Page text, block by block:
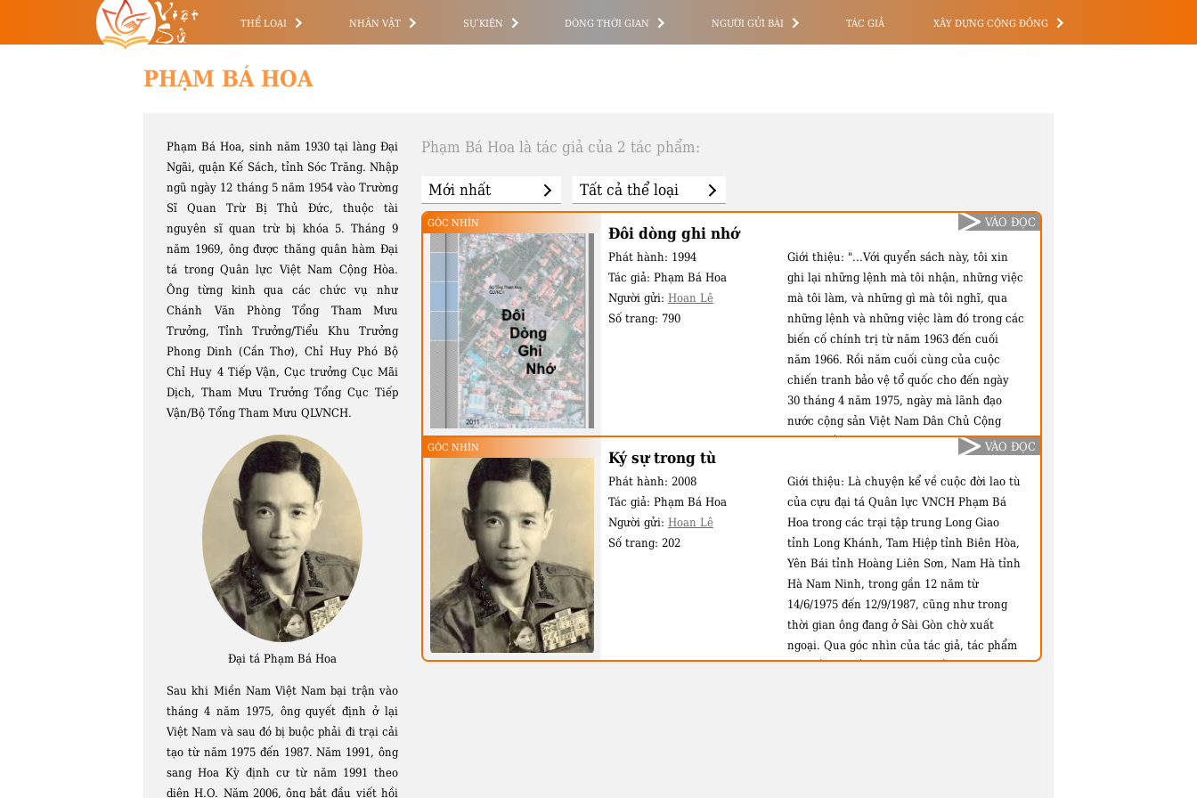
Việt
Sử THỂ LOẠI NHÂN VẬT SỰ KIỆN DÒNG THỜI GIAN NGƯỜI GỬI BÀI TÁC GIẢ XÂY DỰNG CỘNG ĐỒNG
PHẠM BÁ HOA
Phạm Bá Hoa, sinh năm 1930 tại làng Đại
Ngãi, quận Kế Sách, tỉnh Sóc Trăng. Nhập
ngũ ngày 12 tháng 5 năm 1954 vào Trường
Sĩ Quan Trừ Bị Thủ Đức, thuộc tài
nguyên sĩ quan trừ bị khóa 5. Tháng 9
năm 1969, ông được thăng quân hàm Đại
tá trong Quân lực Việt Nam Cộng Hòa.
Ông từng kinh qua các chức vụ như
Chánh Văn Phòng Tổng Tham Mưu
Trưởng, Tỉnh Trưởng/Tiểu Khu Trưởng
Phong Dinh (Cần Thơ), Chỉ Huy Phó Bộ
Chỉ Huy 4 Tiếp Vận, Cục trưởng Cục Mãi
Dịch, Tham Mưu Trưởng Tổng Cục Tiếp
Vận/Bộ Tổng Tham Mưu QLVNCH.
Đại tá Phạm Bá Hoa
Sau khi Miền Nam Việt Nam bại trận vào
tháng 4 năm 1975, ông quyết định ở lại
Việt Nam và sau đó bị buộc phải đi trại cải
tạo từ năm 1975 đến 1987. Năm 1991, ông
sang Hoa Kỳ định cư từ năm 1991 theo
diện H.O. Năm 2006, ông bắt đầu viết hồi
Phạm Bá Hoa là tác giả của 2 tác phẩm:
GÓC NHÌN
Đôi dòng ghi nhớ
Phát hành: 1994
Tác giả: Phạm Bá Hoa
Người gửi: Hoan Lê
Số trang: 790
Giới thiệu: "...Với quyển sách này, tôi xin
ghi lại những lệnh mà tôi nhận, những việc
mà tôi làm, và những gì mà tôi nghĩ, qua
những lệnh và những việc làm đó trong các
biến cố chính trị từ năm 1963 đến cuối
năm 1966. Rồi năm cuối cùng của cuộc
chiến tranh bảo vệ tổ quốc cho đến ngày
30 tháng 4 năm 1975, ngày mà lãnh đạo
nước cộng sản Việt Nam Dân Chủ Cộng
Hòa chiếm trọn Việt Nam Cộng Hòa chúng
đương nhiệm, còn lưu giữ được đôi điều. Vì
giới hạn trong phạm vi trách nhiệm nên
không có được tính cách tròn vẹn của mỗi
biến cố, nhưng hy vọng là nội dung này có
khả năng giùp quí vị quí bạn nhận ra
những nét trung thực khi lần theo mỗi sự
kiện trong từng biến cố..."
VÀO ĐỌC
GÓC NHÌN
Ký sự trong tù
Phát hành: 2008
Tác giả: Phạm Bá Hoa
Người gửi: Hoan Lê
Số trang: 202
Giới thiệu: Là chuyện kể về cuộc đời lao tù
của cựu đại tá Quân lực VNCH Phạm Bá
Hoa trong các trại tập trung Long Giao
tỉnh Long Khánh, Tam Hiệp tỉnh Biên Hòa,
Yên Bái tỉnh Hoàng Liên Sơn, Nam Hà tỉnh
Hà Nam Ninh, trong gần 12 năm từ
14/6/1975 đến 12/9/1987, cũng như trong
thời gian ông đang ở Sài Gòn chờ xuất
ngoại. Qua góc nhìn của tác giả, tác phẩm
còn đề cập đến tình hình miền Nam Việt
VÀO ĐỌC